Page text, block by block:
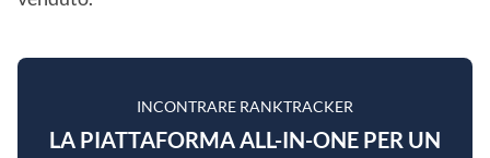
INCONTRARE RANKTRACKER
LA PIATTAFORMA ALL-IN-ONE PER UN